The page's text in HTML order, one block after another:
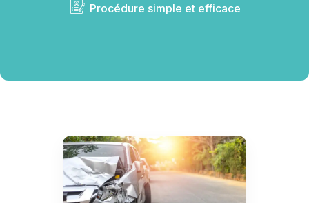
Procédure simple et efficace